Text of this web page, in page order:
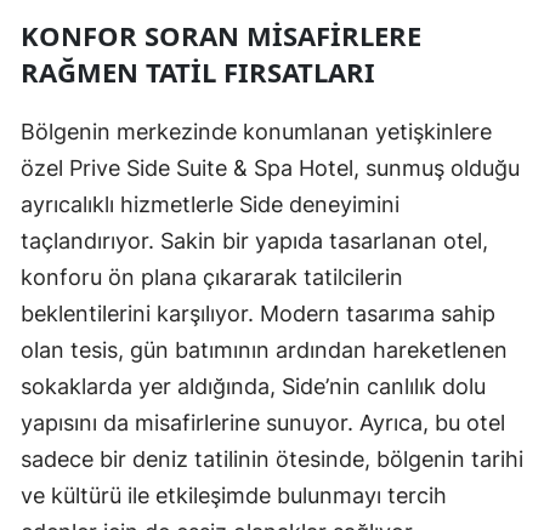
KONFOR SORAN MISAFIRLERE
RAĞMEN TATIL FIRSATLARI
Bölgenin merkezinde konumlanan yetişkinlere
özel Prive Side Suite & Spa Hotel, sunmuş olduğu
ayrıcalıklı hizmetlerle Side deneyimini
taçlandırıyor. Sakin bir yapıda tasarlanan otel,
konforu ön plana çıkararak tatilcilerin
beklentilerini karşılıyor. Modern tasarıma sahip
olan tesis, gün batımının ardından hareketlenen
sokaklarda yer aldığında, Side’nin canlılık dolu
yapısını da misafirlerine sunuyor. Ayrıca, bu otel
sadece bir deniz tatilinin ötesinde, bölgenin tarihi
ve kültürü ile etkileşimde bulunmayı tercih